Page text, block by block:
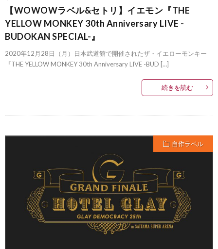
【WOWOWラベル&セトリ】イエモン『THE
YELLOW MONKEY 30th Anniversary LIVE -
BUDOKAN SPECIAL-』
2020年12月28日（月）日本武道館で開催されたザ・イエローモンキー
『THE YELLOW MONKEY 30th Anniversary LIVE -BUD […]
続きを読む
自作ラベル